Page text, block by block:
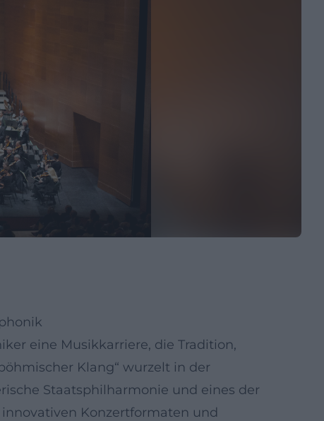
eine Musikkarriere, die Tradition,
Klang“ wurzelt in der
Staatsphilharmonie und eines der
Konzertformaten und